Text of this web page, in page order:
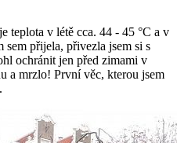
teplota v létě cca. 44 - 45 °C a v
přijela, přivezla jsem si s
ochránit jen před zimami v
a mrzlo! První věc, kterou jsem